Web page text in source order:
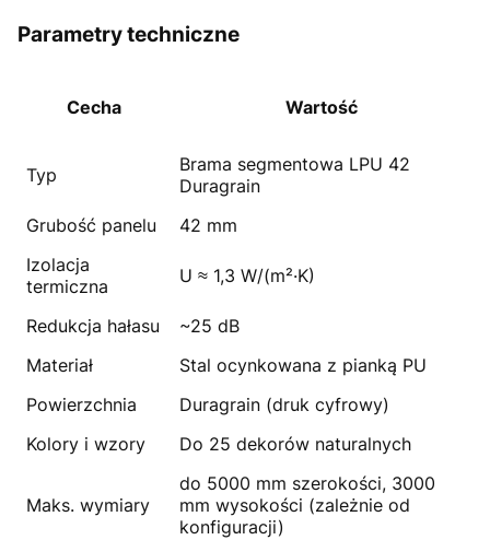
Parametry techniczne
Cecha Wartość
Typ
Brama segmentowa LPU 42
Duragrain
Grubość panelu
42 mm
Izolacja
termiczna
U ≈ 1,3 W/(m²·K)
Redukcja hałasu
~25 dB
Materiał
Stal ocynkowana z pianką PU
Powierzchnia
Duragrain (druk cyfrowy)
Kolory i wzory
Do 25 dekorów naturalnych
Maks. wymiary
do 5000 mm szerokości, 3000
mm wysokości (zależnie od
konfiguracji)